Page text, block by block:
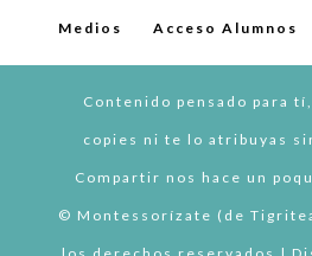
Medios Acceso Alumnos
Contenido pensado para
copies ni te lo atribuyas
Compartir nos hace un
© Montessorízate (de